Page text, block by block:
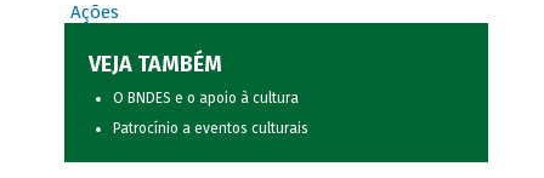
Ações
VEJA TAMBÉM
O BNDES e o apoio à cultura
Patrocínio a eventos culturais